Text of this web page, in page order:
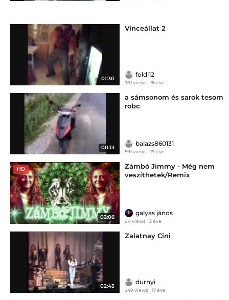
01:30
Vinceállat 2
foldi12
361 views 18 éve
00:13
a sámsonom és sarok tesom
robc
balazs860131
591 views 19 éve
HD
02:06
Zámbó Jimmy - Még nem
veszíthetek/Remix
galyas jános
94 views 3 éve
02:45
Zalatnay Cini
durnyi
249 views 17 éve